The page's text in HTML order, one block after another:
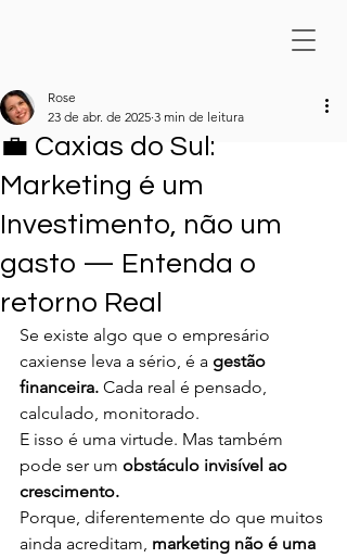
💼 Caxias do Sul:
Marketing é um
Investimento, não um
gasto — Entenda o
retorno Real
Rose
23 de abr. de 2025 3 min de leitura
Se existe algo que o empresário
caxiense leva a sério, é a gestão
financeira. Cada real é pensado,
calculado, monitorado.
E isso é uma virtude. Mas também
pode ser um obstáculo invisível ao
crescimento.
Porque, diferentemente do que muitos
ainda acreditam, marketing não é uma